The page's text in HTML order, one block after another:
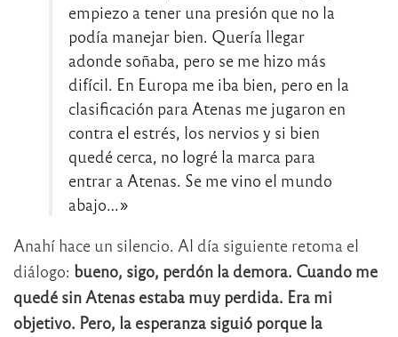
empiezo a tener una presión que no la
podía manejar bien. Quería llegar
adonde soñaba, pero se me hizo más
difícil. En Europa me iba bien, pero en la
clasificación para Atenas me jugaron en
contra el estrés, los nervios y si bien
quedé cerca, no logré la marca para
entrar a Atenas. Se me vino el mundo
abajo…»
Anahí hace un silencio. Al día siguiente retoma el
diálogo: bueno, sigo, perdón la demora. Cuando me
quedé sin Atenas estaba muy perdida. Era mi
objetivo. Pero, la esperanza siguió porque la